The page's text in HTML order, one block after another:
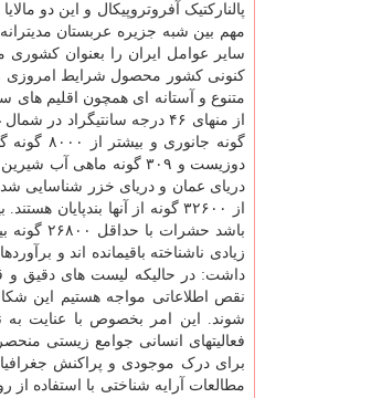
پالنارکتیک آفروتروپیکال و این دو
سایر عوامل ایران را بعنوان
کنونی کشور محصول شرایط امروزی و
متنوع و آستانه ای همچون اقلیم
زیادی ناشناخته باقیمانده اند و
داشت: در حالیکه لیست های دقیق و
نقص اطلاعاتی مواجه هستیم این
شوند. این امر بخصوص با عنایت به
فعالیتهای انسانی جوامع زیستی
برای درک موجودی و پراکنش
مطالعات آرایه شناختی با استفاده